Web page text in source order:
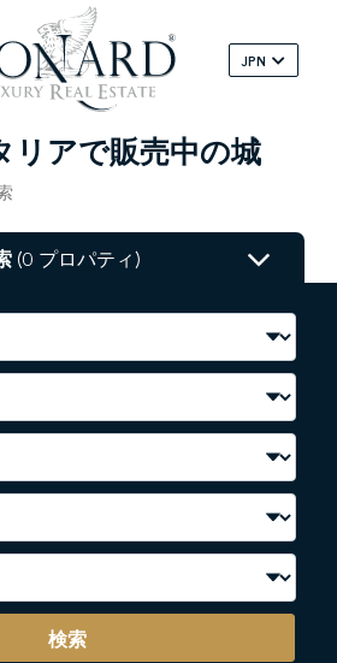
JPN
リアで販売中の城
(0 プロパティ)
検索